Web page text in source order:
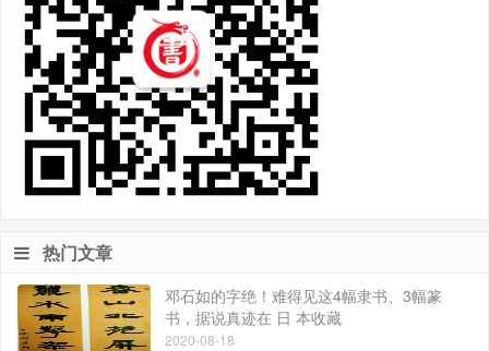
热门文章
邓石如的字绝！难得见这4幅隶书、3幅篆
书，据说真迹在 日 本收藏
2020-08-18